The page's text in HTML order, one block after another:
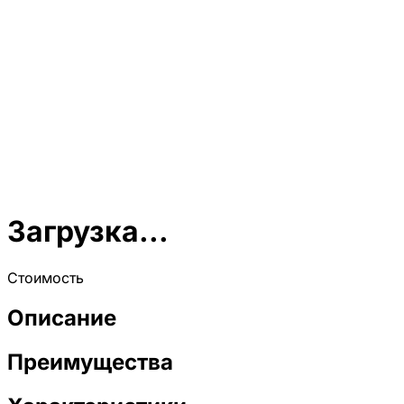
Загрузка...
Стоимость
Описание
Преимущества